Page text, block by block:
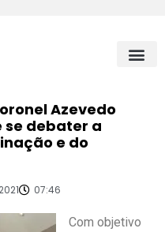
Azevedo
debater a
e do
07:46
Com objetivo